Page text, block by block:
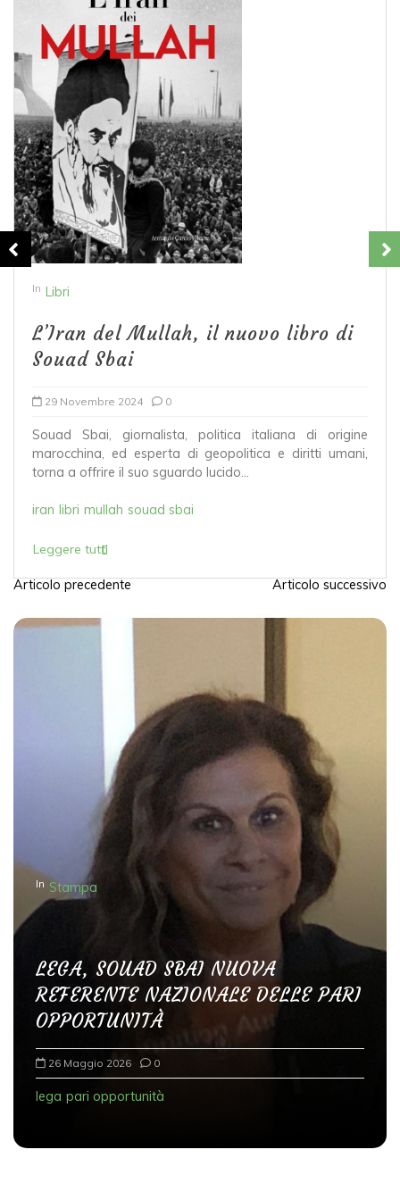
In Libri
L’Iran del Mullah, il nuovo libro di
Souad Sbai
29 Novembre 2024 0
Souad Sbai, giornalista, politica italiana di origine
marocchina, ed esperta di geopolitica e diritti umani,
torna a offrire il suo sguardo lucido...
iran libri mullah souad sbai
Leggere tutti
N
a
e
r
Articolo precedente Articolo successivo
In Stampa
LEGA, SOUAD SBAI NUOVA
REFERENTE NAZIONALE DELLE PARI
OPPORTUNITÀ
26 Maggio 2026 0
lega pari opportunità